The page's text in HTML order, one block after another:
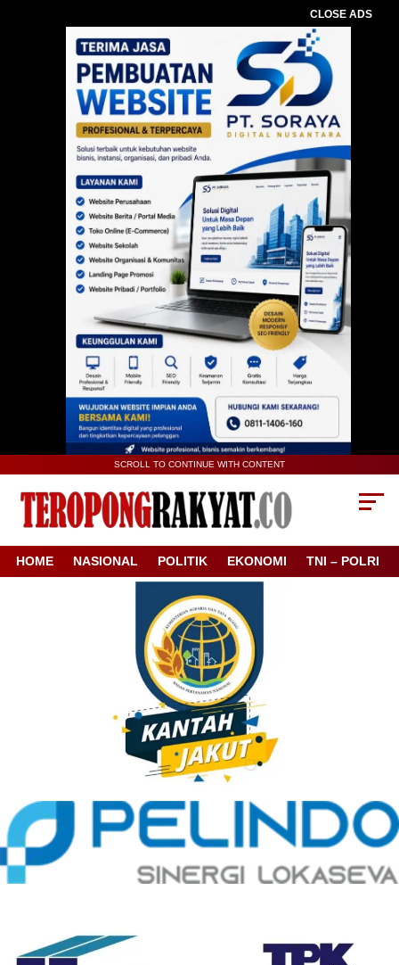
CLOSE ADS
SCROLL TO CONTINUE WITH CONTENT
HOME NASIONAL POLITIK EKONOMI TNI – POLRI